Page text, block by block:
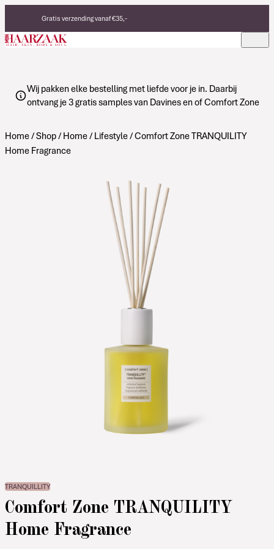
Gratis verzending vanaf €35,-
Eerlijke, duurzame producten
Made in Italy
Wij pakken elke bestelling met liefde voor je in. Daarbij
ontvang je 3 gratis samples van Davines en of Comfort Zone
Home/Shop/ Home/ Lifestyle/ Comfort Zone TRANQUILITY
Home Fragrance
TRANQUILLITY
Comfort Zone TRANQUILITY
Home Fragrance